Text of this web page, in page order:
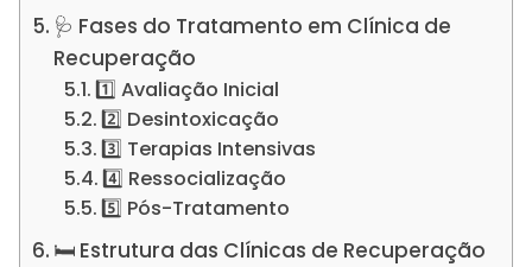
🩺 Fases do Tratamento em Clínica de
Recuperação
1️⃣ Avaliação Inicial
2️⃣ Desintoxicação
3️⃣ Terapias Intensivas
4️⃣ Ressocialização
5️⃣ Pós-Tratamento
🛏️ Estrutura das Clínicas de Recuperação